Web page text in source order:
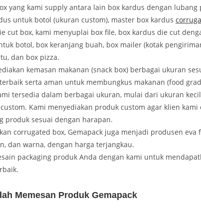
yang kami supply antara lain box kardus dengan lubang
untuk botol (ukuran custom), master box kardus
cut box, kami menyuplai box file, box kardus die cut
botol, box keranjang buah, box mailer (kotak
dan box pizza.
kemasan makanan (snack box) berbagai ukuran
serta aman untuk membungkus makanan (food
tersedia dalam berbagai ukuran, mulai dari ukuran
Kami menyediakan produk custom agar klien
produk sesuai dengan harapan.
corrugated box, Gemapack juga menjadi produsen eva
dan warna, dengan harga terjangkau.
packaging produk Anda dengan kami untuk
Memesan Produk Gemapack